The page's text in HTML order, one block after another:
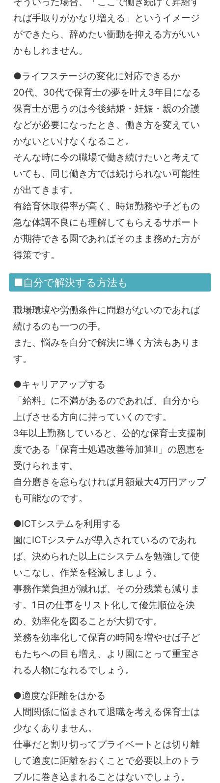
れば手取りがかなり増える」というイメージ
ができたら、辞めたい衝動を抑える方がいい
かもしれません。
●ライフステージの変化に対応できるか
20代、30代で保育士の夢を叶え3年目になる
保育士が思うのは今後結婚・妊娠・親の介護
などが必要になったとき、働き方を変えてい
かないといけなくなること。
そんな時に今の職場で働き続けたいと考えて
いても、同じ働き方では続けられない可能性
が出てきます。
有給育休取得率が高く、時短勤務や子どもの
急な体調不良にも理解してもらえるサポート
が期待できる園であればそのまま務めた方が
得策です。
■自分で解決する方法も
職場環境や労働条件に問題がないのであれば
続けるのも一つの手。
また、悩みを自分で解決に導く方法もありま
す。
●キャリアアップする
「給料」に不満があるのであれば、自分から
上げさせる方向に持っていくのです。
3年以上勤務していると、公的な保育士支援制
度である「保育士処遇改善等加算Ⅱ」の恩恵を
受けられます。
自分磨きを怠らなければ月額最大4万円アップ
も可能なのです。
●ICTシステムを利用する
園にICTシステムが導入されているのであれ
ば、決められた以上にシステムを勉強して使
いこなし、作業を軽減しましょう。
事務作業負担が減れば、その分残業も減りま
す。1日の仕事をリスト化して優先順位を決
め、効率化を図ることが大切です。
業務を効率化して保育の時間を増やせば子ど
もたちへの目も増え、より園にとって重宝さ
れる人物になれるでしょう。
●適度な距離をはかる
人間関係に悩まされて退職を考える保育士は
少なくありません。
仕事だと割り切ってプライベートとは切り離
して適度に距離をおくことで必要以上のトラ
ブルに巻き込まれることはないでしょう。